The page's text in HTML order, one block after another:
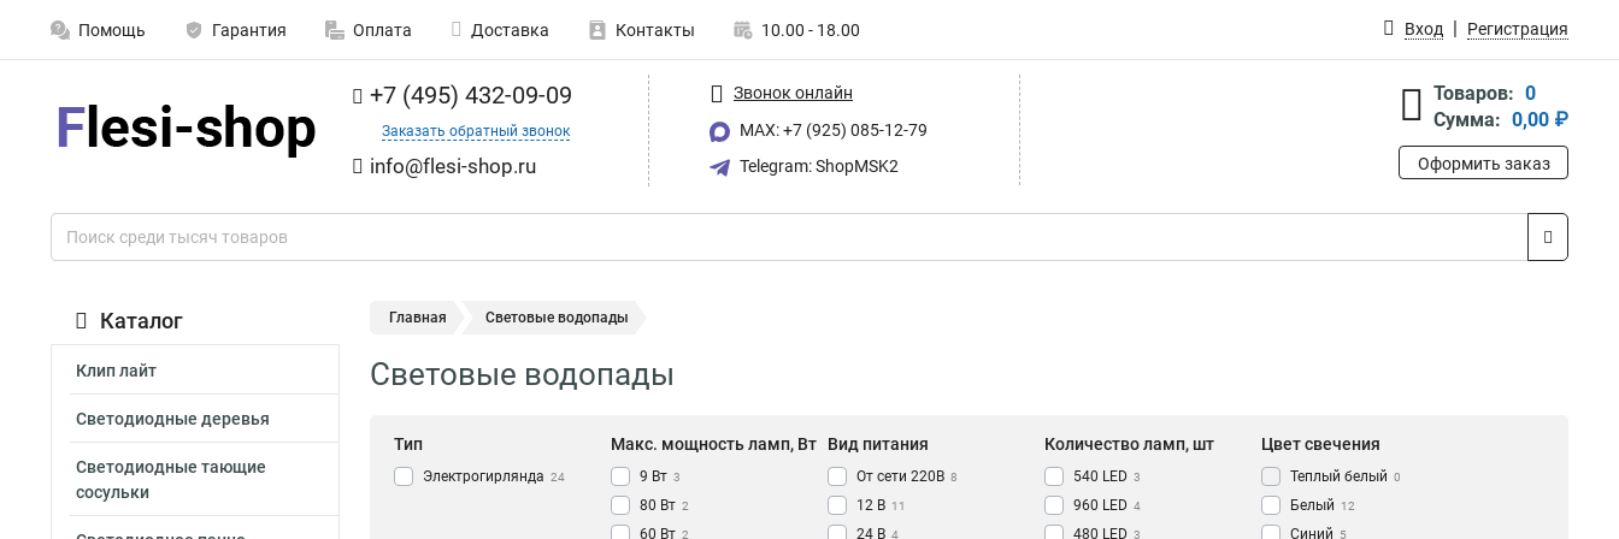
Помощь Гарантия Оплата Доставка Контакты 10.00 - 18.00 Вход Регистрация
+7 (495) 432-09-09
Заказать обратный звонок
info@flesi-shop.ru
Звонок онлайн
MAX: +7 (925) 085-12-79
Telegram: ShopMSK2
Товаров: 0
Сумма: 0,00 ₽
Оформить заказ
Каталог
Клип лайт
Светодиодные деревья
Светодиодные тающие
сосульки
Главная Световые водопады
Световые водопады
Тип
Электрогирлянда 24
Макс. мощность ламп, Вт
9 Вт 3
80 Вт 2
60 Вт 2
Вид питания
От сети 220В 8
12 В 11
24 В 4
Количество ламп, шт
540 LED 3
960 LED 4
480 LED 3
Цвет свечения
Теплый белый 0
Белый 12
Синий 5